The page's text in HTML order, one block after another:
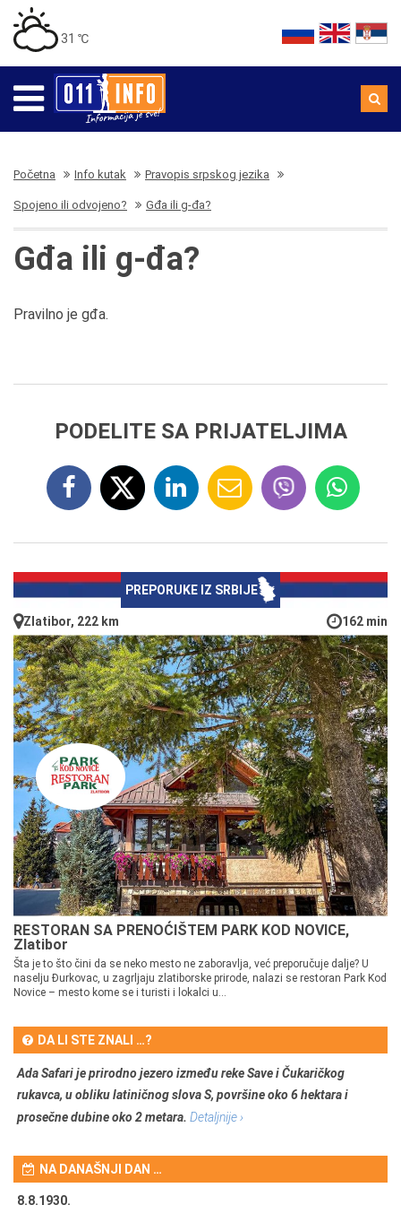
31 ℃
Početna Info kutak Pravopis srpskog jezika
Spojeno ili odvojeno? Gđa ili g-đa?
Gđa ili g-đa?
Pravilno je gđa.
PODELITE SA PRIJATELJIMA
PREPORUKE IZ SRBIJE
Zlatibor, 222 km 162 min
RESTORAN SA PRENOĆIŠTEM PARK KOD NOVICE,
Zlatibor
Šta je to što čini da se neko mesto ne zaboravlja, već preporučuje dalje? U
naselju Đurkovac, u zagrljaju zlatiborske prirode, nalazi se restoran Park Kod
Novice – mesto kome se i turisti i lokalci u...
DA LI STE ZNALI …?
Ada Safari je prirodno jezero između reke Save i Čukaričkog
rukavca, u obliku latiničnog slova S, površine oko 6 hektara i
prosečne dubine oko 2 metara. Detaljnije ›
NA DANAŠNJI DAN …
8.8.1930.